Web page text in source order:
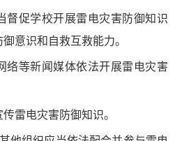
督促学校开展雷电灾害防御知识
意识和自救互救能力。
络等新闻媒体依法开展雷电灾害
雷电灾害防御知识。